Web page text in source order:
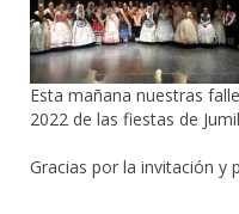
Esta mañana nuestras
2022 de las fiestas de
Gracias por la invitación y